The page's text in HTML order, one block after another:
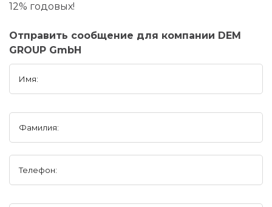
12% годовых!
Отправить сообщение для компании DEM
GROUP GmbH
Имя:
Фамилия:
Телефон: